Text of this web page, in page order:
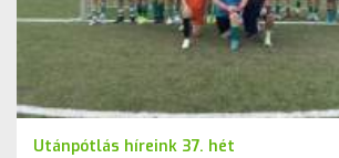
Utánpótlás híreink 37. hét